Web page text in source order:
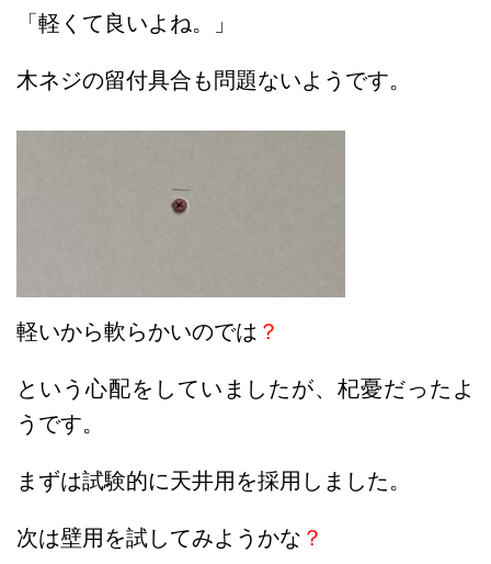
「軽くて良いよね。」
木ネジの留付具合も問題ないようです。
軽いから軟らかいのでは ？
という心配をしていましたが、杞憂だったよ
うです。
まずは試験的に天井用を採用しました。
次は壁用を試してみようかな ？